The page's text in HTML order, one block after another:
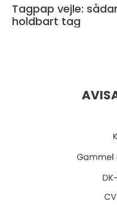
Tagpap vejle:
holdbart tag